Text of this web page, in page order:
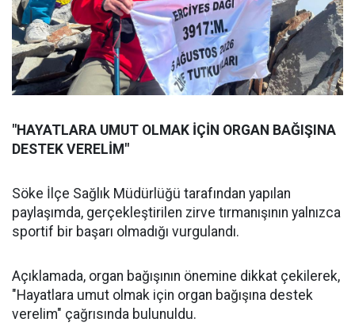
"HAYATLARA UMUT OLMAK İÇİN ORGAN BAĞIŞINA
DESTEK VERELİM"
Söke İlçe Sağlık Müdürlüğü tarafından yapılan
paylaşımda, gerçekleştirilen zirve tırmanışının yalnızca
sportif bir başarı olmadığı vurgulandı.
Açıklamada, organ bağışının önemine dikkat çekilerek,
"Hayatlara umut olmak için organ bağışına destek
verelim" çağrısında bulunuldu.